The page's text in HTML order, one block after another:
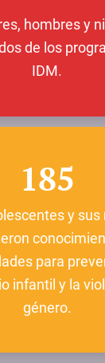
hombres y
de los
IDM.
185
y
para
infantil y la
género.